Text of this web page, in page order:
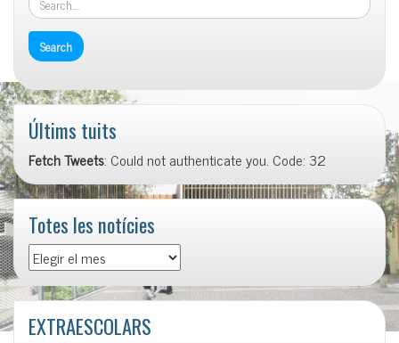
Últims tuits
Fetch Tweets: Could not authenticate you. Code: 32
Totes les notícies
Totes
les
notícies
EXTRAESCOLARS